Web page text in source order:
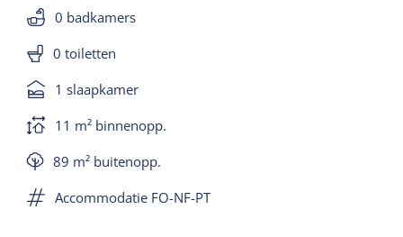
0 badkamers
0 toiletten
1 slaapkamer
11 m² binnenopp.
89 m² buitenopp.
Accommodatie FO-NF-PT